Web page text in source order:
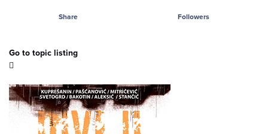
Share Followers
Go to topic listing